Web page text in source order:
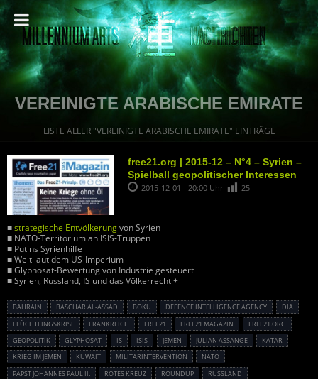
VEREINIGTE ARABISCHE EMIRATE
LISTE ALLER "VEREINIGTE ARABISCHE EMIRATE" EINTRÄGE
free21.org | 2015-12 – N°4 – Syrien –
Spielball geopolitischer Interessen
2015-12-01 - 20:00 Uhr 25
■strategische Entvölkerungvon Syrien
■ NATO-Territorium an ISIS-Truppen
■ Putins Syrienhilfe
■ Welt laut dem US-Imperium
■ Glyphosat-Bewertung von Industrie gesteuert
■ Syrien, Russland, IS und das Völkerrecht +
BAHRAIN BASCHAR AL-ASSAD BOKU DEFENCE INTELLIGENCE AGENCY
DIA
FLÜCHTLINGSKRISE
FRANKREICH FREE21 FREE21 MAGAZIN
FREE21.ORG
GEOPOLITIK
GLYPHOSAT IS ISIS JEMEN JULIAN ASSANGE
KATAR
KRIEG IM JEMEN
KUWAIT MILITÄRINTERVENTION
NATO
PAPST JOHANNES PAUL II.
ROTES KREUZ ROUNDUP
RUSSLAND